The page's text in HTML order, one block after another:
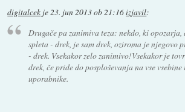
digitalcek je23. jun 2013 ob 21:16izjavil:
Drugače pa zanimiva teza: nekdo, ki opozarja,
spleta - drek, je sam drek, oziroma je njegovo
- drek. Vsekakor zelo zanimivo!Vsekakor je
drek, če pride do posploševanja na vse vsebine
uporabnike.